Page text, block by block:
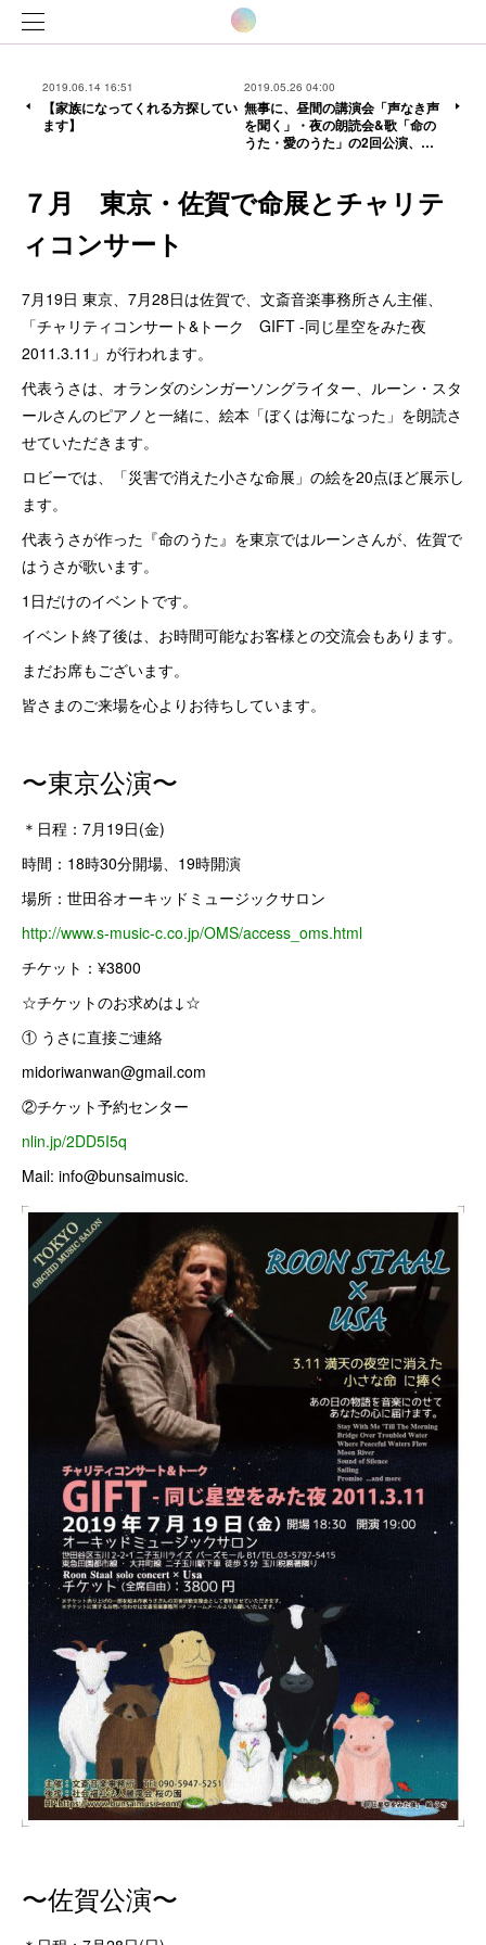
2019.06.14 16:51
【家族になってくれる方探してい
ます】
2019.05.26 04:00
無事に、昼間の講演会「声なき声
を聞く」・夜の朗読会&歌「命の
うた・愛のうた」の2回公演、…
７月 東京・佐賀で命展とチャリテ
ィコンサート
7月19日 東京、7月28日は佐賀で、文斎音楽事務所さん主催、
「チャリティコンサート&トーク GIFT -同じ星空をみた夜
2011.3.11」が行われます。
代表うさは、オランダのシンガーソングライター、ルーン・スタ
ールさんのピアノと一緒に、絵本「ぼくは海になった」を朗読さ
せていただきます。
ロビーでは、「災害で消えた小さな命展」の絵を20点ほど展示し
ます。
代表うさが作った『命のうた』を東京ではルーンさんが、佐賀で
はうさが歌います。
1日だけのイベントです。
イベント終了後は、お時間可能なお客様との交流会もあります。
まだお席もございます。
皆さまのご来場を心よりお待ちしています。
〜東京公演〜
＊日程：7月19日(金)
時間：18時30分開場、19時開演
場所：世田谷オーキッドミュージックサロン
http://www.s-music-c.co.jp/OMS/access_oms.html
チケット：¥3800
☆チケットのお求めは↓☆
① うさに直接ご連絡
midoriwanwan@gmail.com
②チケット予約センター
nlin.jp/2DD5I5q
Mail: info@bunsaimusic.
〜佐賀公演〜